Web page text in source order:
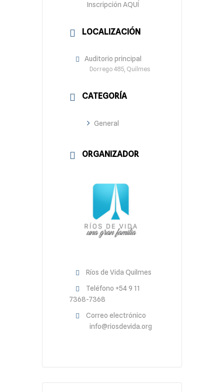
Inscripción AQUÍ
LOCALIZACIÓN
Auditorio principal
Dorrego 485, Quilmes
CATEGORÍA
General
ORGANIZADOR
Ríos de Vida Quilmes
Teléfono +54 9 11
7368-7368
Correo electrónico
info@riosdevida.org